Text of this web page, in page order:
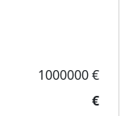
1000000 €
€